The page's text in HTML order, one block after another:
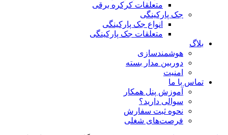
متعلقات کرکره برقی
جک پارکینگی
انواع جک پارکینگی
متعلقات جک پارکینگی
بلاگ
هوشمندسازی
دوربین مدار بسته
امنیت
تماس با ما
آموزش پنل همکار
سوالی دارید؟
نحوه ثبت سفارش
فرصت‌های شغلی